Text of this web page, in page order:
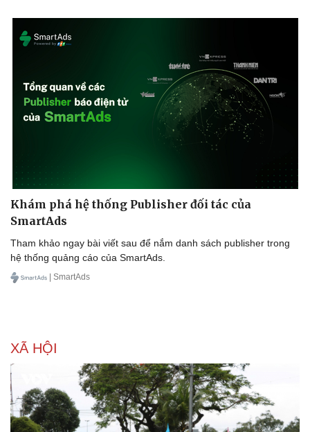
Sức khỏe
Dinh dưỡng - món ngon
Nhi khoa
Nam khoa
Làm đẹp - giảm cân
Blog
Tình yêu - Gia đình
Khám phá hệ thống Publisher đối tác của
SmartAds
Tham khảo ngay bài viết sau để nắm danh sách publisher trong
hệ thống quảng cáo của SmartAds.
| SmartAds
XÃ HỘI